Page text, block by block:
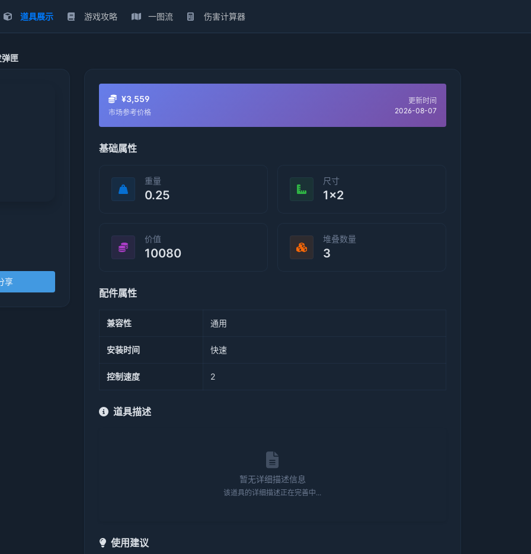
道具展示 游戏攻略 一图流 伤害计算器
匣
享
¥3,559
市场参考价格
更新时间
2026-08-07
基础属性
重量
0.25
尺寸
1×2
价值
10080
堆叠数量
3
配件属性
兼容性 通用
安装时间 快速
控制速度 2
道具描述
暂无详细描述信息
该道具的详细描述正在完善中...
使用建议